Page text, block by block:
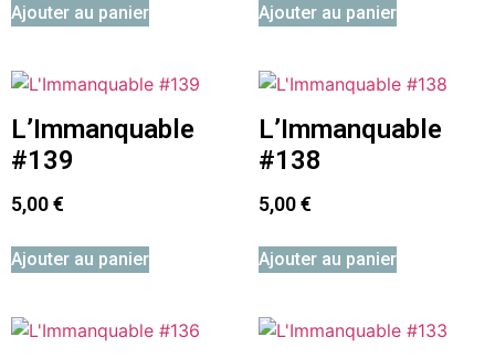
Ajouter au panier Ajouter au panier
L’Immanquable
#139
5,00€
Ajouter au panier
L’Immanquable
#138
5,00€
Ajouter au panier